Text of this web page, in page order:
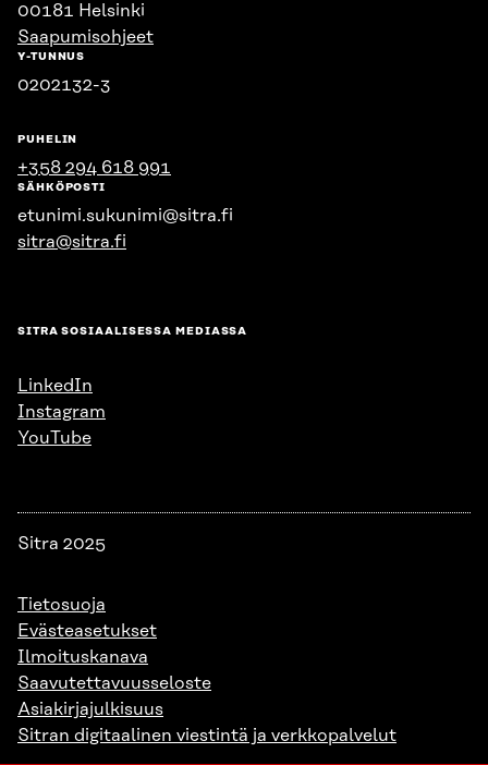
00181 Helsinki
Saapumisohjeet
Y-TUNNUS
0202132-3
PUHELIN
+358 294 618 991
SÄHKÖPOSTI
etunimi.sukunimi@sitra.fi
sitra@sitra.fi
SITRA SOSIAALISESSA MEDIASSA
LinkedIn
Instagram
YouTube
Sitra 2025
Tietosuoja
Evästeasetukset
Ilmoituskanava
Saavutettavuusseloste
Asiakirjajulkisuus
Sitran digitaalinen viestintä ja verkkopalvelut